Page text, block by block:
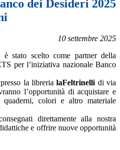
dei Desideri 2025
10 settembre 2025
stato scelto come partner della
per l’iniziativa nazionale Banco
la librerialaFeltrinelli di via
l’opportunità di acquistare e
colori e altro materiale
direttamente alla nostra
e offrire nuove opportunità